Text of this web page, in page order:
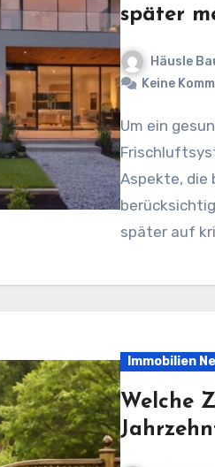
später
Häusle
Keine
Um ein gesundes Raumklima zu schaffen, sind
Aspekte, die
später auf
Immobilien
Welche